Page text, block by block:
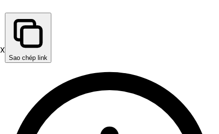
X
Sao chép link